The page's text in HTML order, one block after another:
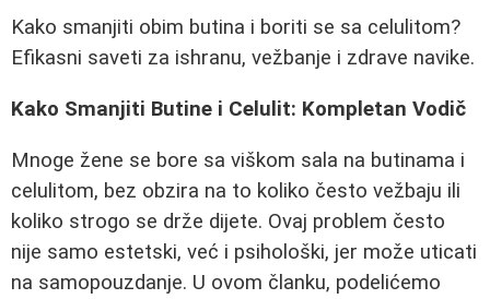
Kako smanjiti obim butina i boriti se sa celulitom?
Efikasni saveti za ishranu, vežbanje i zdrave navike.
Kako Smanjiti Butine i Celulit: Kompletan Vodič
Mnoge žene se bore sa viškom sala na butinama i
celulitom, bez obzira na to koliko često vežbaju ili
koliko strogo se drže dijete. Ovaj problem često
nije samo estetski, već i psihološki, jer može uticati
na samopouzdanje. U ovom članku, podelićemo